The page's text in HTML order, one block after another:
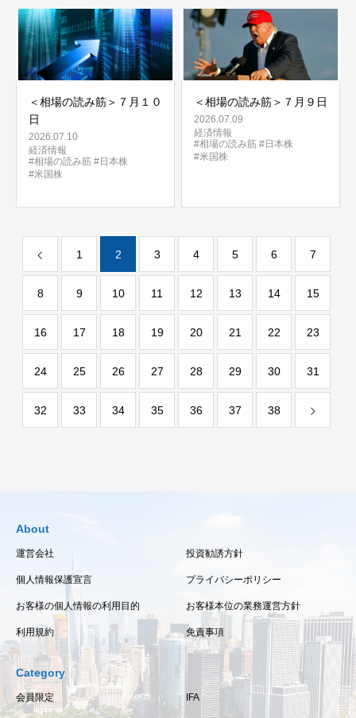
＜相場の読み筋＞７月１０
日
2026.07.10
経済情報
#相場の読み筋 #日本株
#米国株
＜相場の読み筋＞７月９日
2026.07.09
経済情報
#相場の読み筋 #日本株
#米国株
1 2 3 4 5 6 7
8 9 10 11 12 13 14 15
16 17 18 19 20 21 22 23
24 25 26 27 28 29 30 31
32 33 34 35 36 37 38
About
運営会社 投資勧誘方針
個人情報保護宣言 プライバシーポリシー
お客様の個人情報の利用目的 お客様本位の業務運営方針
利用規約 免責事項
Category
会員限定 IFA